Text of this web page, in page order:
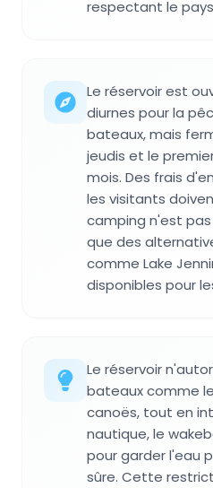
respectant le
Le réservoir est
diurnes pour la
bateaux, mais
jeudis et le
mois. Des frais
les visitants
camping n'est
que des
comme Lake
disponibles pour
Le réservoir
bateaux comme
canoës, tout en
nautique, le
pour garder l'eau
sûre. Cette